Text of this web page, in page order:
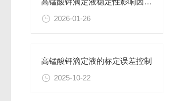
高锰酸钾滴定液稳定性影响因素及保存期限研究
2026-01-26
高锰酸钾滴定液的标定误差控制
2025-10-22